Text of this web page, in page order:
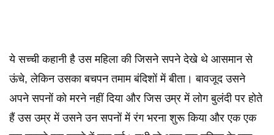
ये सच्ची कहानी है उस महिला की जिसने सपने देखे थे आसमान से
ऊंचे, लेकिन उसका बचपन तमाम बंदिशों में बीता। बावजूद उसने
अपने सपनों को मरने नहीं दिया और जिस उम्र में लोग बुलंदी पर होते
हैं उस उम्र में उसने उन सपनों में रंग भरना शुरू किया और एक एक